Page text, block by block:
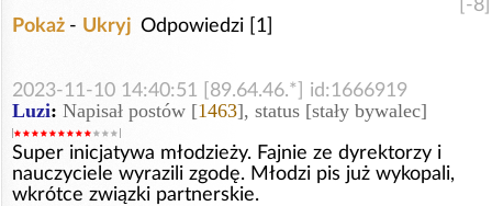
[-8]
Pokaż - Ukryj Odpowiedzi [1]
2023-11-10 14:40:51 [89.64.46.*] id:1666919
Luzi: Napisał postów [1463], status [stały bywalec]
Super inicjatywa młodzieży. Fajnie ze dyrektorzy i
nauczyciele wyrazili zgodę. Młodzi pis już wykopali,
wkrótce związki partnerskie.